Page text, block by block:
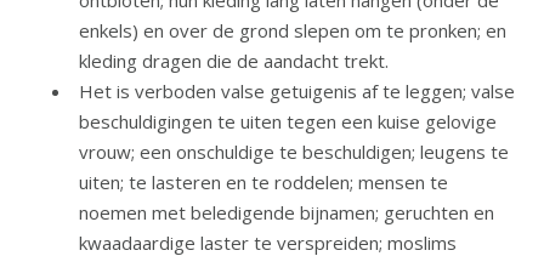
enkels) en over de grond slepen om te pronken; en
kleding dragen die de aandacht trekt.
Het is verboden valse getuigenis af te leggen; valse
beschuldigingen te uiten tegen een kuise gelovige
vrouw; een onschuldige te beschuldigen; leugens te
uiten; te lasteren en te roddelen; mensen te
noemen met beledigende bijnamen; geruchten en
kwaadaardige laster te verspreiden; moslims